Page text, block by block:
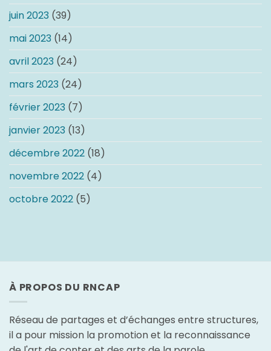
juin 2023 (39)
mai 2023 (14)
avril 2023 (24)
mars 2023 (24)
février 2023 (7)
janvier 2023 (13)
décembre 2022 (18)
novembre 2022 (4)
octobre 2022 (5)
À PROPOS DU RNCAP
Réseau de partages et d’échanges entre structures,
il a pour mission la promotion et la reconnaissance